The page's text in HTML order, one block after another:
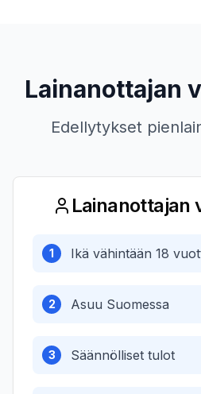
Lainanottajan
Edellytykset
Lainanottajan
1 Ikä vähintään 18
2 Asuu Suomessa
3 Säännölliset tulot